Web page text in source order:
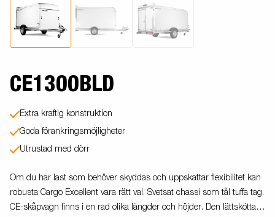
CE1300BLD
Extra kraftig konstruktion
Goda förankringsmöjligheter
Utrustad med dörr
Om du har last som behöver skyddas och uppskattar flexibilitet kan
robusta Cargo Excellent vara rätt val. Svetsat chassi som tål tuffa tag.
CE-skåpvagn finns i en rad olika längder och höjder. Den lättskötta